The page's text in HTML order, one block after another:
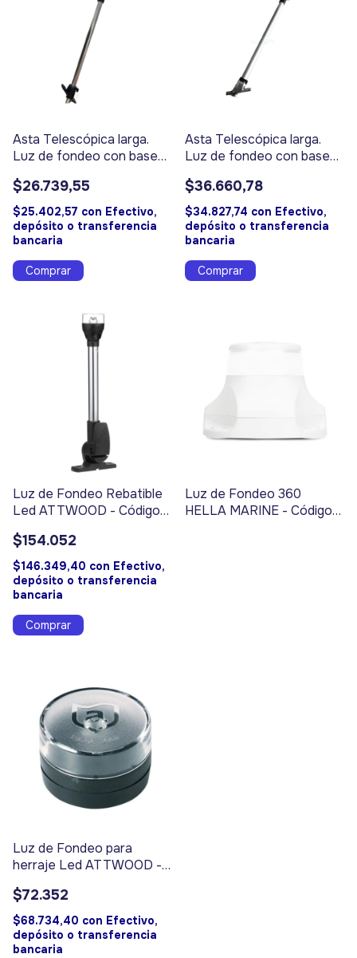
Asta Telescópica larga.
Luz de fondeo con base
$26.739,55
$25.402,57 con Efectivo,
depósito o transferencia
bancaria
Asta Telescópica larga.
Luz de fondeo con base
4220
$36.660,78
$34.827,74 con Efectivo,
depósito o transferencia
bancaria
Luz de Fondeo Rebatible
Led ATTWOOD - Código
$154.052
$146.349,40 con Efectivo,
depósito o transferencia
bancaria
Luz de Fondeo 360
HELLA MARINE - Código
Luz de Fondeo para
herraje Led ATTWOOD -
$72.352
$68.734,40 con Efectivo,
depósito o transferencia
bancaria